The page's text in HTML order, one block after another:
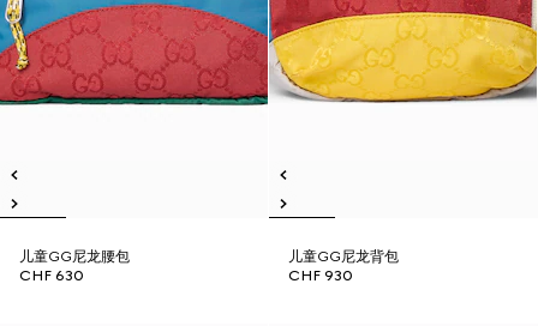
儿童GG尼龙腰包
CHF 630
儿童GG尼龙背包
CHF 930